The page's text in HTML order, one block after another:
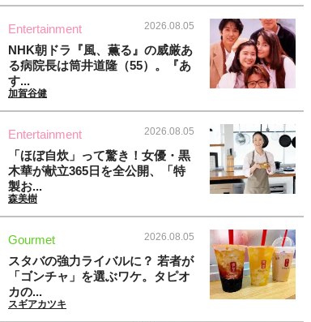
Entertainment 2026.08.05
NHK朝ドラ『風、薫る』の威厳あ
る病院長は筒井道隆（55）。『あ
す...
加賀谷健
Entertainment 2026.08.05
「ほぼ自炊」って驚き！女優・黒
木華が献立365日を全公開、「特
製お...
森美樹
Gourmet 2026.08.05
スタバの強力ライバルに？ 若者が
「ゴンチャ」を選ぶワケ。タピオ
カの...
スギアカツキ